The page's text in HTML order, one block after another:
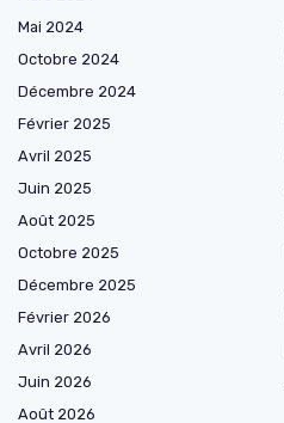
Mai 2024
Octobre 2024
Décembre 2024
Février 2025
Avril 2025
Juin 2025
Août 2025
Octobre 2025
Décembre 2025
Février 2026
Avril 2026
Juin 2026
Août 2026